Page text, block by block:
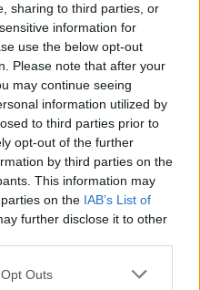
sharing to third parties, or
information for
use the below opt-out
Please note that after your
may continue seeing
information utilized by
to third parties prior to
opt-out of the further
by third parties on the
This information may
on the IAB’s List of
further disclose it to other
uses one or more Google
Outs
«Ντρέπομαι
κράτος.Δεν έχω
δικαιοσύνη. Καμία
τη δικαιοσύνη.
Ελλάδα, υπάρχει
. Αυτός δεν το
Αυτός θέλει
Πρέπει να τον
σε ένα ίδρυμα».
τόνισε πολλές
με την εικόνα που